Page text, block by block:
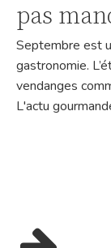
pas
Septembre est
gastronomie.
vendanges
L'actu